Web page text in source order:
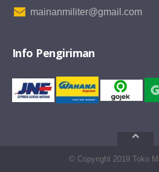
mainanmiliter@gmail.com
Info Pengiriman
© Copyright 2019 Toko